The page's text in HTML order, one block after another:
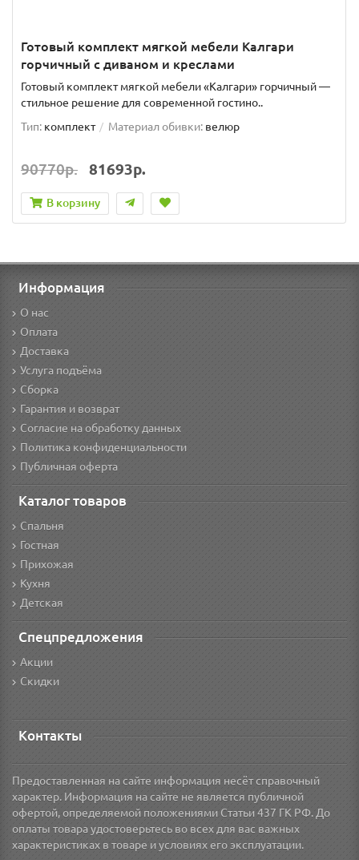
Готовый комплект мягкой мебели Калгари
горчичный с диваном и креслами
Готовый комплект мягкой мебели «Калгари» горчичный —
стильное решение для современной гостино..
Тип: комплект Материал обивки: велюр
90770р. 81693р.
В корзину
Информация
О нас
Оплата
Доставка
Услуга подъёма
Сборка
Гарантия и возврат
Согласие на обработку данных
Политика конфиденциальности
Публичная оферта
Каталог товаров
Спальня
Гостная
Прихожая
Кухня
Детская
Спецпредложения
Акции
Скидки
Контакты
Предоставленная на сайте информация несёт справочный
характер. Информация на сайте не является публичной
офертой, определяемой положениями Статьи 437 ГК РФ. До
оплаты товара удостоверьтесь во всех для вас важных
характеристиках в товаре и условиях его эксплуатации.